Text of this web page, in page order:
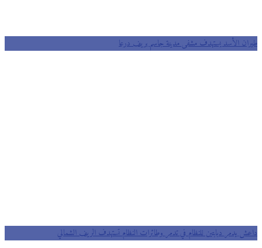
الأسد يستهدف مشفى مدينة جاسم بريف درعا
يدمر دبابتين للنظام في تدمر وطائرات النظام تستهدف الريف الشمالي